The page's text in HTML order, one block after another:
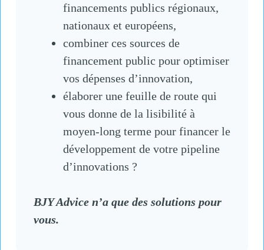
financements publics régionaux,
nationaux et européens,
combiner ces sources de
financement public pour optimiser
vos dépenses d’innovation,
élaborer une feuille de route qui
vous donne de la lisibilité à
moyen-long terme pour financer le
développement de votre pipeline
d’innovations ?
BJY Advice n’a que des solutions pour
vous.